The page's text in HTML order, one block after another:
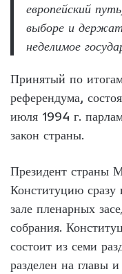
европейский
выборе и
неделимое
Принятый по
референдума,
июля 1994 г.
закон страны.
Президент страны
Конституцию сразу
зале пленарных
собрания.
состоит из семи
разделен на главы